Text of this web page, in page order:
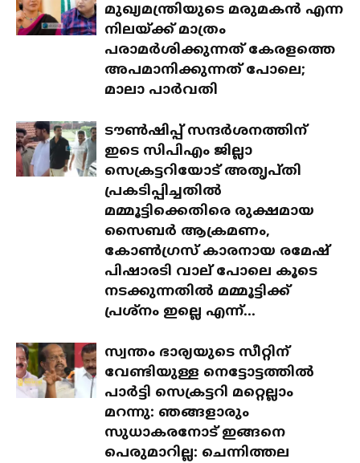
മുഖ്യമന്ത്രിയുടെ മരുമകൻ എന്ന
നിലയ്ക്ക് മാത്രം
പരാമർശിക്കുന്നത് കേരളത്തെ
അപമാനിക്കുന്നത് പോലെ;
മാലാ പാർവതി
ടൗൺഷിപ്പ് സന്ദർശനത്തിന്
ഇടെ സിപിഎം ജില്ലാ
സെക്രട്ടറിയോട് അതൃപ്തി
പ്രകടിപ്പിച്ചതിൽ
മമ്മൂട്ടിക്കെതിരെ രുക്ഷമായ
സൈബർ ആക്രമണം,
കോൺഗ്രസ് കാരനായ രമേഷ്
പിഷാരടി വാല് പോലെ കൂടെ
നടക്കുന്നതിൽ മമ്മൂട്ടിക്ക്
പ്രശ്‌നം ഇല്ലെ എന്ന്...
സ്വന്തം ഭാര്യയുടെ സീറ്റിന്
വേണ്ടിയുള്ള നെട്ടോട്ടത്തിൽ
പാർട്ടി സെക്രട്ടറി മറ്റെല്ലാം
മറന്നു: ഞങ്ങളാരും
സുധാകരനോട് ഇങ്ങനെ
പെരുമാറില്ല: ചെന്നിത്തല